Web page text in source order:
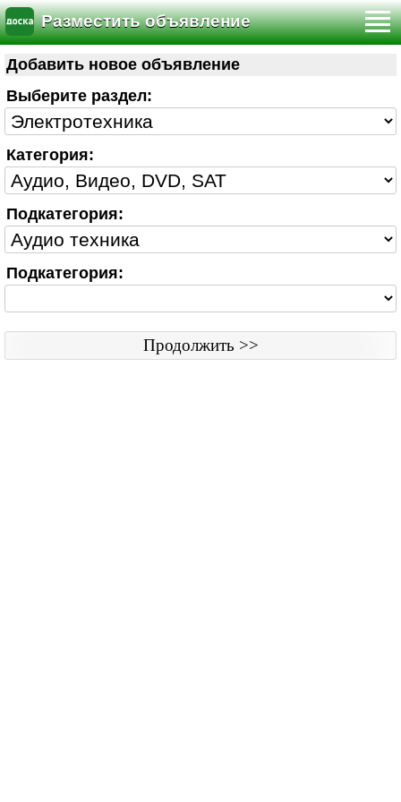
Разместить объявление
Добавить новое объявление
Выберите раздел:
Категория:
Подкатегория:
Подкатегория:
Правила |Связь с редактором |Www версия